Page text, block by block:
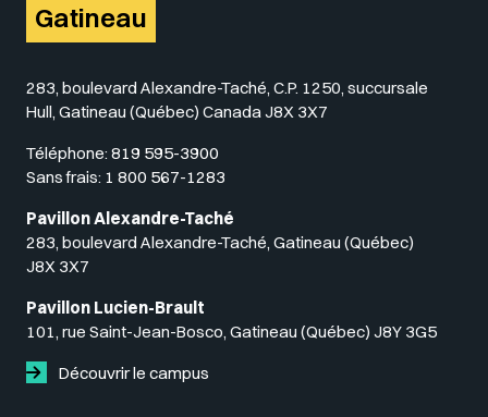
Gatineau
283, boulevard Alexandre-Taché, C.P. 1250, succursale
Hull, Gatineau (Québec) Canada J8X 3X7
Téléphone: 819 595-3900
Sans frais: 1 800 567-1283
Pavillon Alexandre-Taché
283, boulevard Alexandre-Taché, Gatineau (Québec)
J8X 3X7
Pavillon Lucien-Brault
101, rue Saint-Jean-Bosco, Gatineau (Québec) J8Y 3G5
Découvrir le campus